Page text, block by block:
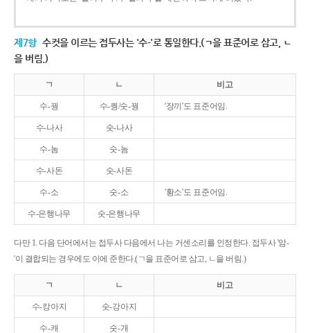
제7항 수컷을 이르는 접두사는 '수-'로 통일한다.(ㄱ을 표준어로 삼고, ㄴ
을 버림.)
ㄱ ㄴ 비고
수-꿩 수-퀑/숫-꿩 '장끼'도 표준어임.
수-나사 숫-나사
수-놈 숫-놈
수-사돈 숫-사돈
수-소 숫-소 '황소'도 표준어임.
수-은행나무 숫-은행나무
다만 1. 다음 단어에서는 접두사 다음에서 나는 거센소리를 인정한다. 접두사 '암-
'이 결합되는 경우에도 이에 준한다.(ㄱ을 표준어로 삼고, ㄴ을 버림.)
ㄱ ㄴ 비고
수-캉아지 숫-강아지
수-캐 숫-개